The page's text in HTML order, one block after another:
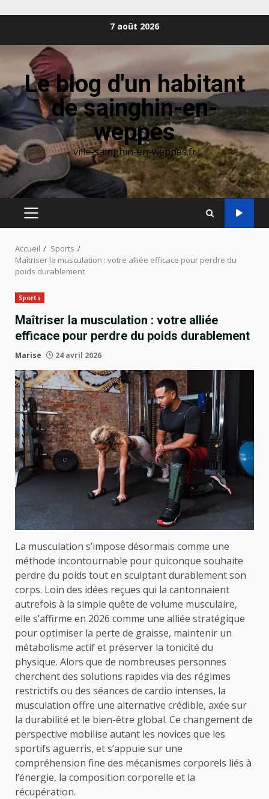
7 août 2026
Le blog d'un habitant
de sainghin-en-
weppes
ville-sainghin-en-weppes.fr
MENU
Accueil
Sports
Maîtriser la musculation : votre alliée efficace pour perdre du
poids durablement
Sports
Maîtriser la musculation : votre alliée
efficace pour perdre du poids durablement
Marise 24 avril 2026
La musculation s’impose désormais comme une
méthode incontournable pour quiconque souhaite
perdre du poids tout en sculptant durablement son
corps. Loin des idées reçues qui la cantonnaient
autrefois à la simple quête de volume musculaire,
elle s’affirme en 2026 comme une alliée stratégique
pour optimiser la perte de graisse, maintenir un
métabolisme actif et préserver la tonicité du
physique. Alors que de nombreuses personnes
cherchent des solutions rapides via des régimes
restrictifs ou des séances de cardio intenses, la
musculation offre une alternative crédible, axée sur
la durabilité et le bien-être global. Ce changement de
perspective mobilise autant les novices que les
sportifs aguerris, et s’appuie sur une
compréhension fine des mécanismes corporels liés à
l’énergie, la composition corporelle et la
récupération.